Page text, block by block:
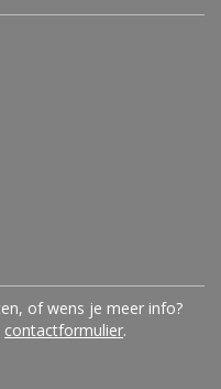
of wens je meer info?
contactformulier.